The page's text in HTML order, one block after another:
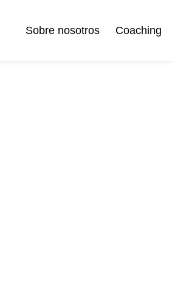
Sobre nosotros Coaching